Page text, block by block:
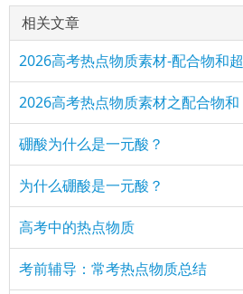
相关文章
2026高考热点物质素材-配合物和超
2026高考热点物质素材之配合物和
硼酸为什么是一元酸？
为什么硼酸是一元酸？
高考中的热点物质
考前辅导：常考热点物质总结